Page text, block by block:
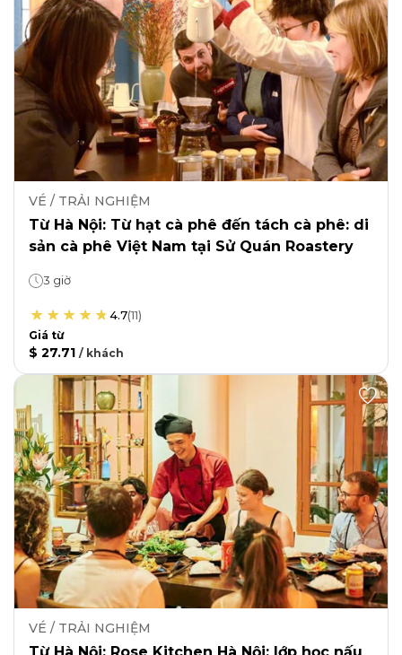
VÉ / TRẢI NGHIỆM
Từ Hà Nội: Từ hạt cà phê đến tách cà phê: di
sản cà phê Việt Nam tại Sử Quán Roastery
3 giờ
4.7(11)
Giá từ
$ 27.71 / khách
VÉ / TRẢI NGHIỆM